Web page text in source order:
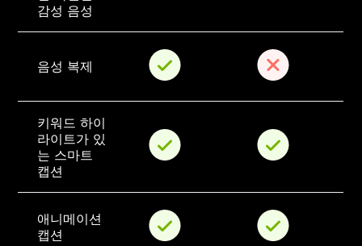
감성 음성
음성 복제
키워드 하이
라이트가 있
는 스마트
캡션
애니메이션
캡션